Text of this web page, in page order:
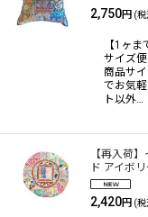
2,750円 (税
【1ヶ
サイズ
商品サ
でお気
ト以外…
【再入荷
ド アイボ
2,420円 (税